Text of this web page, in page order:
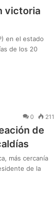
victoria
en el estado
de los 20
0 211
de
más cercanía
de la